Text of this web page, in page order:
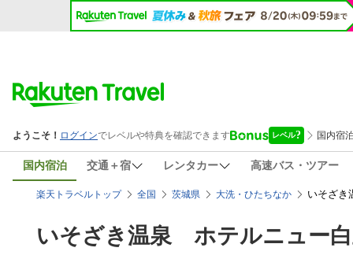
国内宿泊 交通＋宿 レンタカー 高速バス・ツアー
楽天トラベルトップ 全国 茨城県 大洗・ひたちなか いそざき
いそざき温泉 ホテルニュー